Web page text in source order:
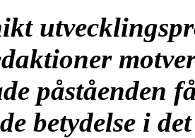
påståenden
betydelse i